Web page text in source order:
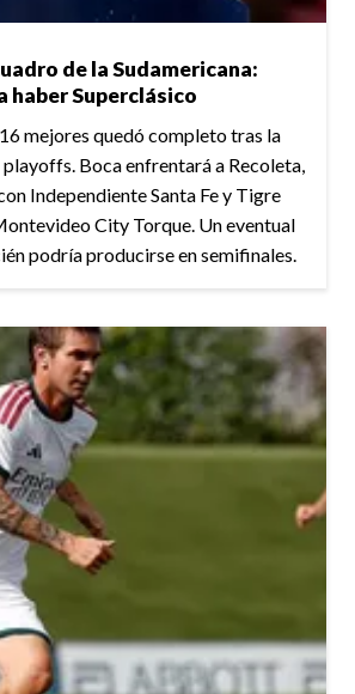
de la Sudamericana:
haber Superclásico
mejores quedó completo tras la
Boca enfrentará a Recoleta,
Independiente Santa Fe y Tigre
City Torque. Un eventual
podría producirse en semifinales.